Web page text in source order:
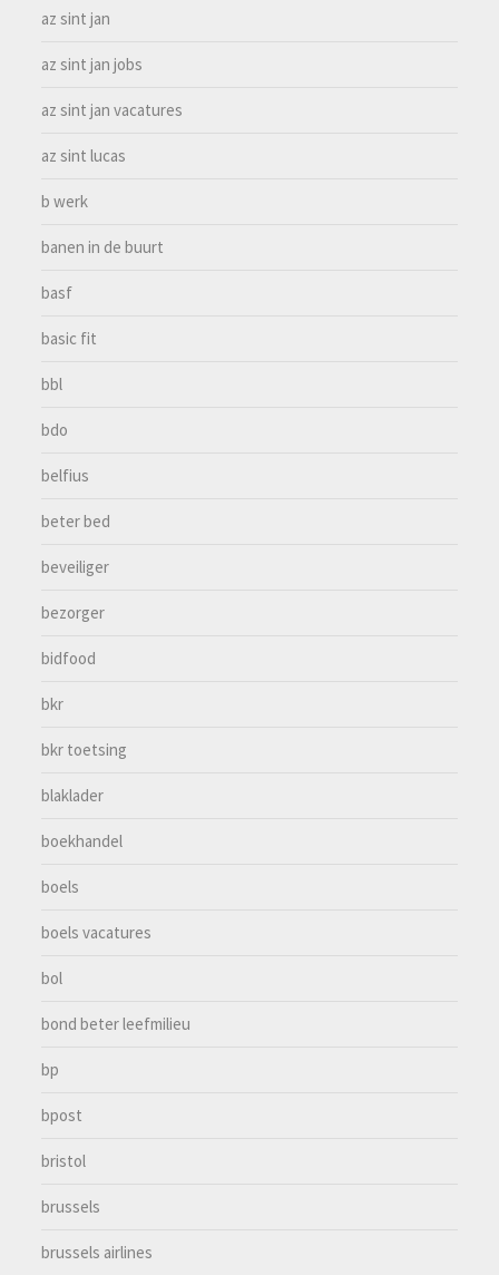
az sint jan
az sint jan jobs
az sint jan vacatures
az sint lucas
b werk
banen in de buurt
basf
basic fit
bbl
bdo
belfius
beter bed
beveiliger
bezorger
bidfood
bkr
bkr toetsing
blaklader
boekhandel
boels
boels vacatures
bol
bond beter leefmilieu
bp
bpost
bristol
brussels
brussels airlines